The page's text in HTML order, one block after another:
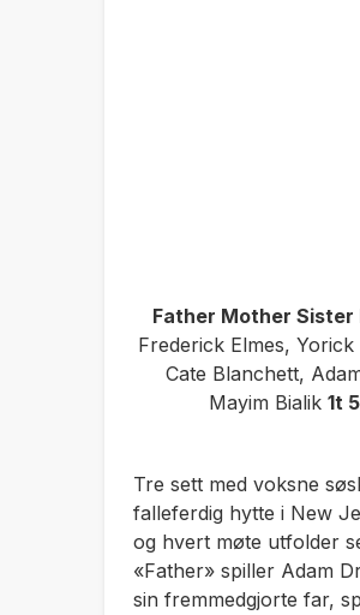
Father Mother Sister
Frederick Elmes, Yorick
Cate Blanchett,
Mayim Bialik 1t
Tre sett med voksne
falleferdig hytte i New
og hvert møte utfolder
«Father» spiller Adam
sin fremmedgjorte far,